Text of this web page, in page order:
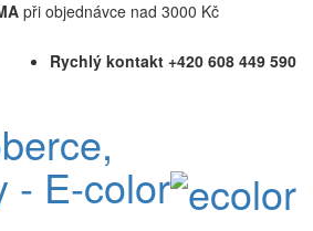
při objednávce nad 3000 Kč
Rychlý kontakt +420 608 449 590
- E-color